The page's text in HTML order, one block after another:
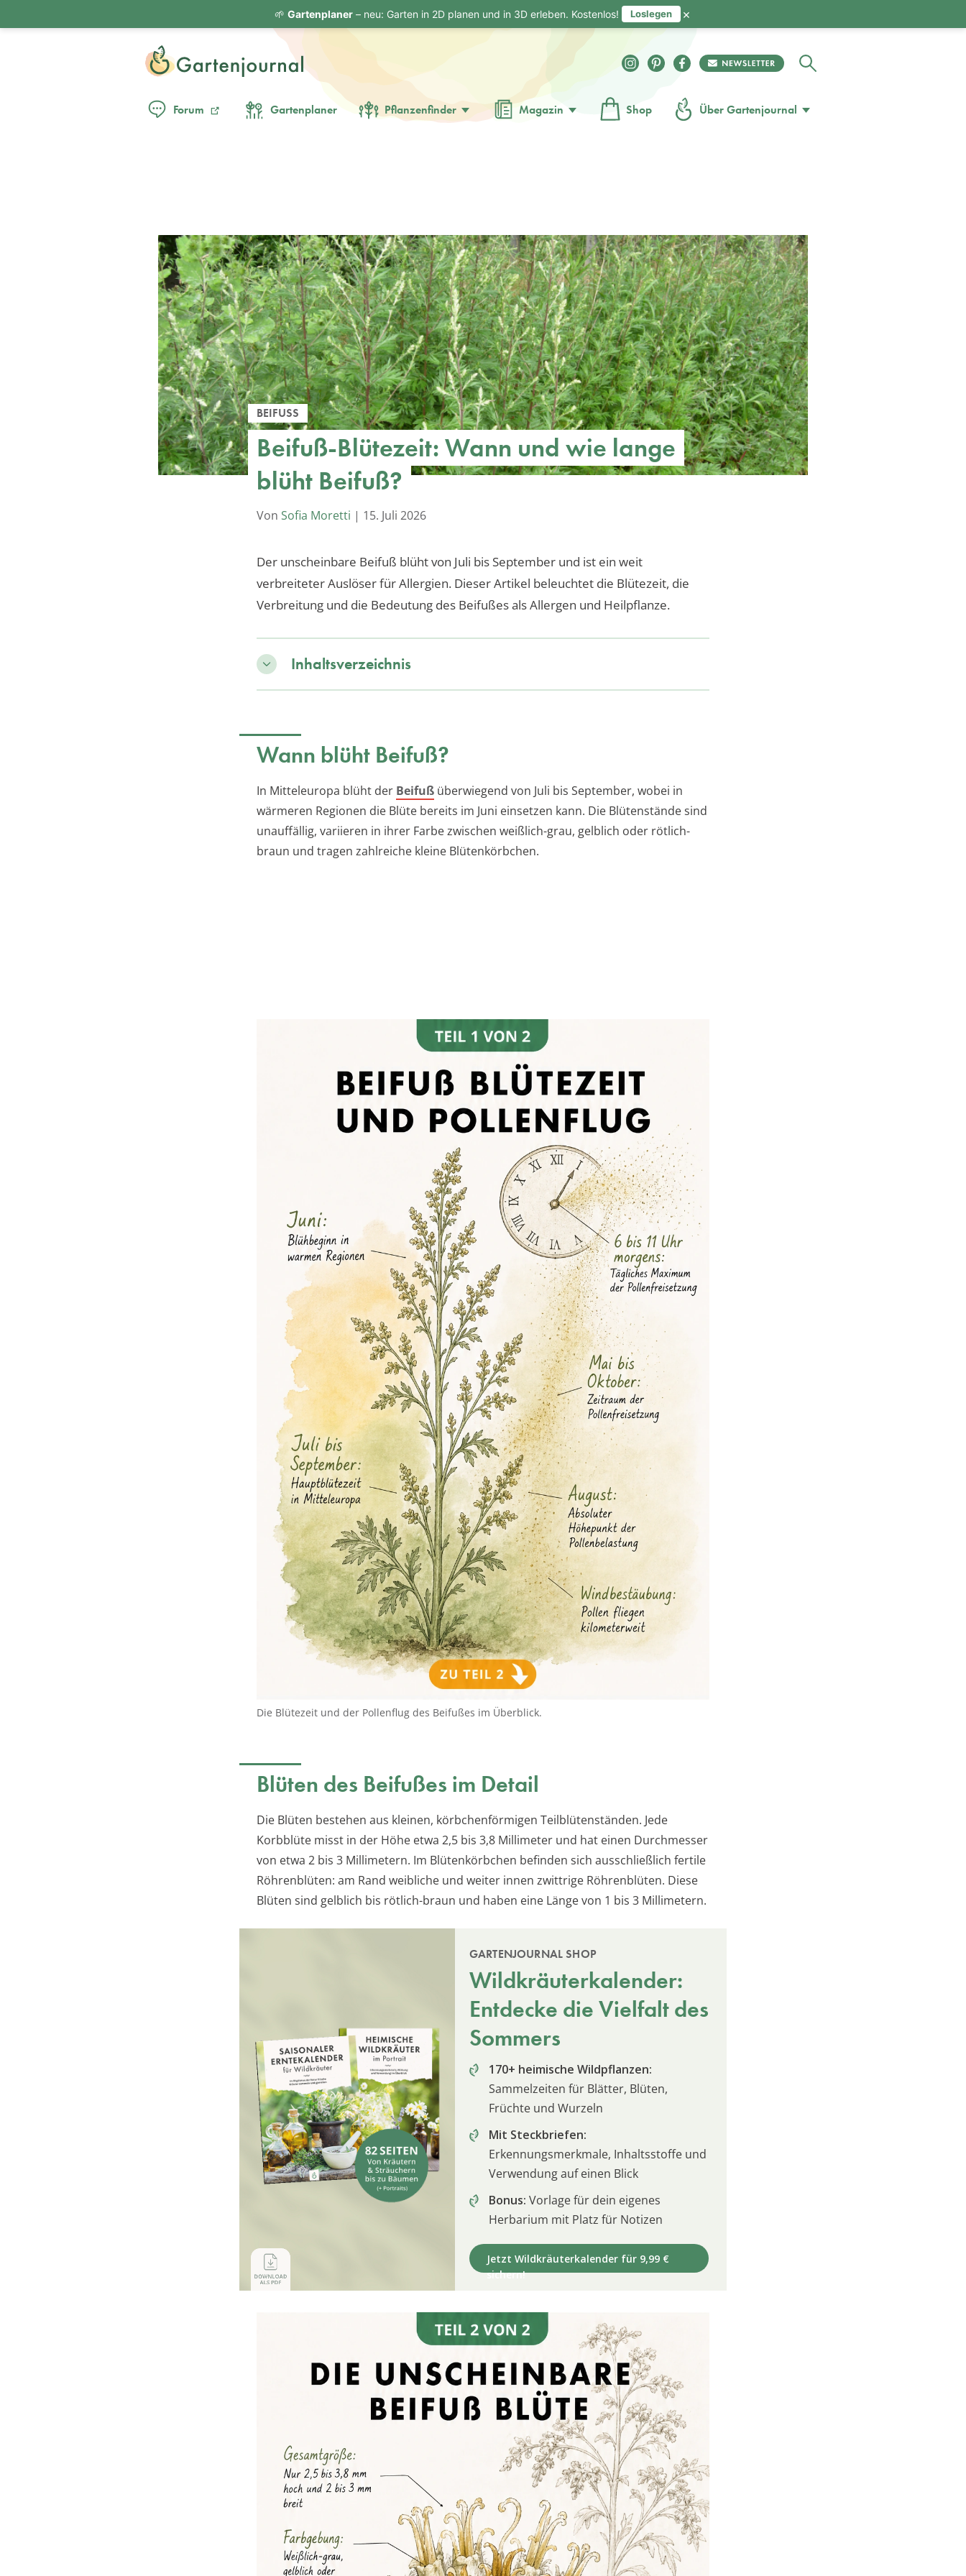
Forum Gartenplaner Pflanzenfinder Magazin Shop Über Gartenjournal
BEIFUSS
Beifuß-Blütezeit: Wann und wie lange
blüht Beifuß?
Von Sofia Moretti | 15. Juli 2026
Der unscheinbare Beifuß blüht von Juli bis September und ist ein weit
verbreiteter Auslöser für Allergien. Dieser Artikel beleuchtet die Blütezeit, die
Verbreitung und die Bedeutung des Beifußes als Allergen und Heilpflanze.
Inhaltsverzeichnis
Wann blüht Beifuß?
In Mitteleuropa blüht der Beifuß überwiegend von Juli bis September, wobei in
wärmeren Regionen die Blüte bereits im Juni einsetzen kann. Die Blütenstände sind
unauffällig, variieren in ihrer Farbe zwischen weißlich-grau, gelblich oder rötlich-
braun und tragen zahlreiche kleine Blütenkörbchen.
Die Blütezeit und der Pollenflug des Beifußes im Überblick.
Blüten des Beifußes im Detail
Die Blüten bestehen aus kleinen, körbchenförmigen Teilblütenständen. Jede
Korbblüte misst in der Höhe etwa 2,5 bis 3,8 Millimeter und hat einen Durchmesser
von etwa 2 bis 3 Millimetern. Im Blütenkörbchen befinden sich ausschließlich fertile
Röhrenblüten: am Rand weibliche und weiter innen zwittrige Röhrenblüten. Diese
Blüten sind gelblich bis rötlich-braun und haben eine Länge von 1 bis 3 Millimetern.
GARTENJOURNAL SHOP
Wildkräuterkalender:
Entdecke die Vielfalt des
Sommers
170+ heimische Wildpflanzen:
Sammelzeiten für Blätter, Blüten,
Früchte und Wurzeln
Mit Steckbriefen:
Erkennungsmerkmale, Inhaltsstoffe und
Verwendung auf einen Blick
Bonus: Vorlage für dein eigenes
Herbarium mit Platz für Notizen
Jetzt Wildkräuterkalender für 9,99 €
sichern!
🌱 Gartenplaner– neu: Garten in 2D planen und in 3D erleben. Kostenlos! Loslegen ×